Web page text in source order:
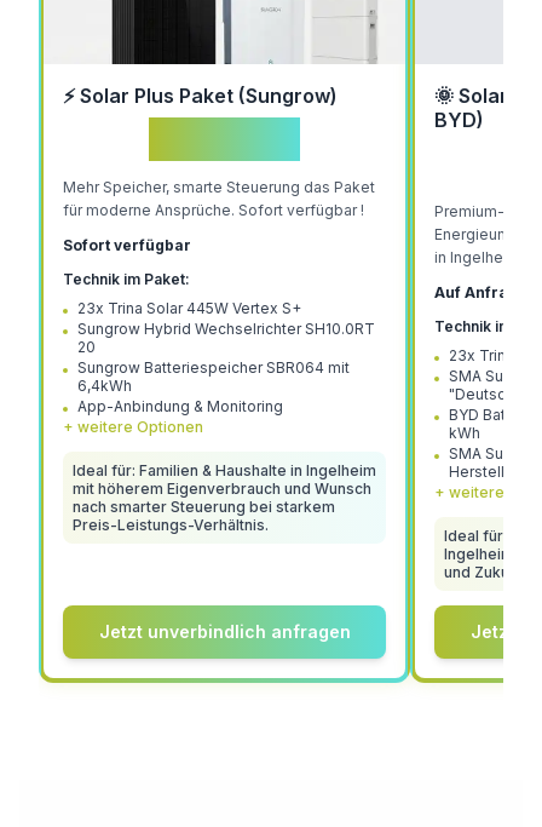
⚡ Solar Plus Paket (Sungrow)
Mehr Speicher, smarte Steuerung das Paket
für moderne Ansprüche. Sofort verfügbar !
Sofort verfügbar
Technik im Paket:
23x Trina Solar 445W Vertex S+
Sungrow Hybrid Wechselrichter SH10.0RT
20
Sungrow Batteriespeicher SBR064 mit
6,4kWh
App-Anbindung & Monitoring
+ weitere Optionen
Ideal für: Familien & Haushalte in Ingelheim
mit höherem Eigenverbrauch und Wunsch
nach smarter Steuerung bei starkem
Preis-Leistungs-Verhältnis.
Jetzt unverbindlich anfragen
🌞 Solar
BYD)
Premium-
in Ingelheim.
Auf Anfrage
Technik im
23x Trina
SMA Sunny
"Deutscher
BYD
kWh
SMA Sunny
Hersteller)
+ weitere
Ideal für:
Ingelheim
und
Jetzt